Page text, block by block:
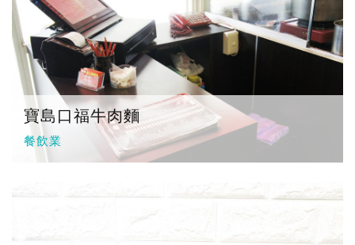
寶島口福牛肉麵
餐飲業